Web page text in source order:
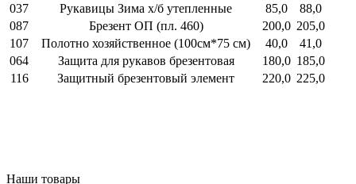
037
Рукавицы Зима х/б утепленные 85,0
88,0
087
Брезент ОП (пл. 460) 200,0 205,0
107
Полотно хозяйственное (100см*75 см) 40,0
41,0
064
Защита для рукавов брезентовая 180,0 185,0
116
Защитный брезентовый элемент 220,0 225,0
Наши товары